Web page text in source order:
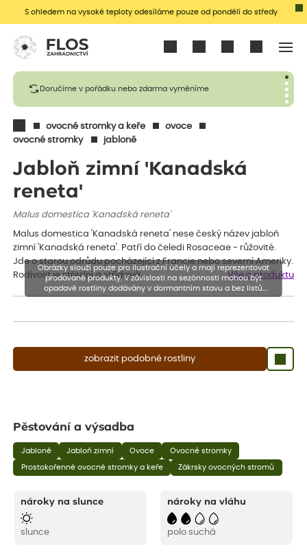
S ohledem na vysoké teploty odesíláme pouze od pondělí do středy
Doručíme v pořádku nebo zdarma vyměníme
ovocné stromky a keře
ovoce
ovocné stromky
jabloně
Jabloň zimní 'Kanadská
reneta'
Malus domestica 'Kanadská reneta'
Malus domestica 'Kanadská reneta' nese český název jabloň
zimní 'Kanadská reneta'. Patří do čeledi Rosaceae - růžovité.
Jde o starou odrůdu pocházející z Francie nebo severní Ameriky.
Rodivost je střední a střídavá,…
Vše o produktu
zobrazit podobné rostliny
Obrázky slouží pouze pro ilustrační účely a mají reprezentovat
prodávané produkty. V závislosti na sezónnosti mohou být
opadavé rostliny dodávány v dormantním stavu a bez listů.
Rostliny mohou být také sestřiženy níže, než je uvedená výška,
Pěstování a výsadba
Jabloně Jabloň zimní Ovoce Ovocné stromky
Prostokořenné ovocné stromky a keře Zákrsky ovocných stromů
nároky na slunce
slunce
nároky na vláhu
polo suchá